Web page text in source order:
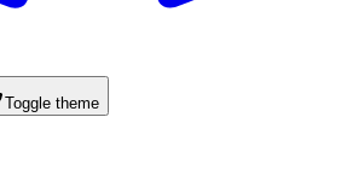
Toggle theme